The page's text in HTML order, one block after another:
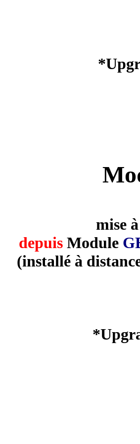
mise
depuis Module
(installé à